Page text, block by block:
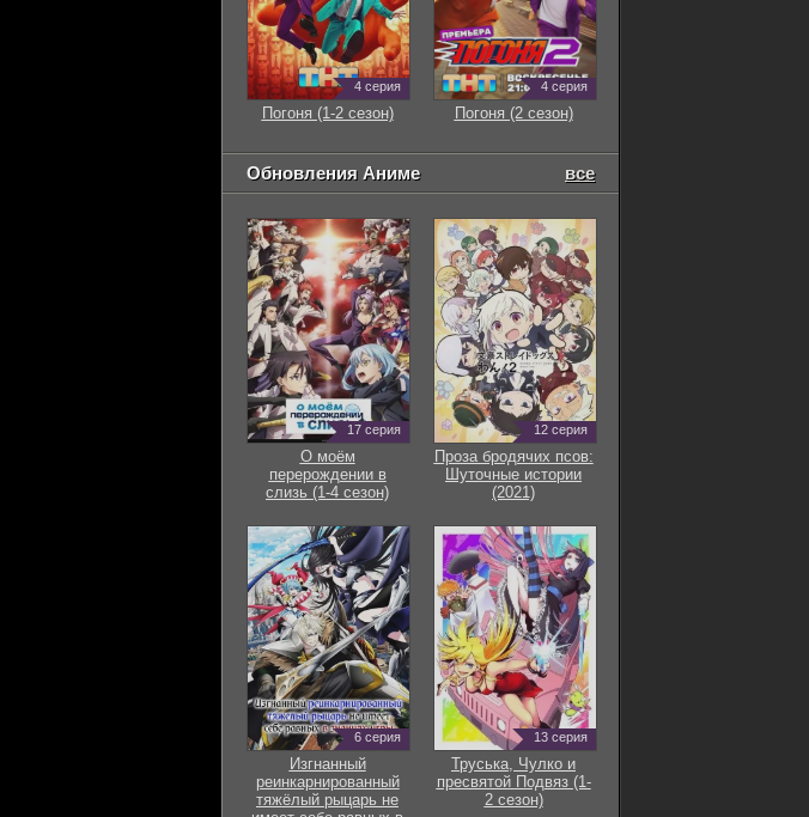
4 серия
Погоня (1-2 сезон)
4 серия
Погоня (2 сезон)
Обновления Аниме все
17 серия
О моём
перерождении в
слизь (1-4 сезон)
12 серия
Проза бродячих псов:
Шуточные истории
(2021)
6 серия
Изгнанный
реинкарнированный
тяжёлый рыцарь не
13 серия
Труська, Чулко и
пресвятой Подвяз (1-
2 сезон)